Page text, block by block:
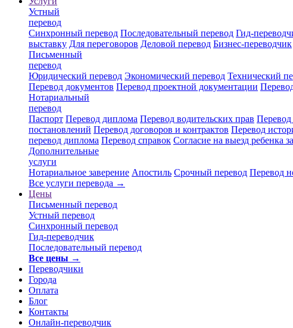
Устный
перевод
Синхронный перевод Последовательный перевод Гид-
выставку Для переговоров Деловой перевод Бизнес-переводчик
Письменный
перевод
Юридический перевод Экономический перевод Технический
Перевод документов Перевод проектной документации
Нотариальный
перевод
Паспорт Перевод диплома Перевод водительских прав Перевод
постановлений Перевод договоров и контрактов Перевод
перевод диплома Перевод справок Согласие на выезд ребенка
Дополнительные
услуги
Нотариальное заверение Апостиль Срочный перевод Перевод
Все услуги перевода →
Цены
Письменный перевод
Устный перевод
Синхронный перевод
Гид-переводчик
Последовательный перевод
Все цены →
Переводчики
Города
Оплата
Блог
Контакты
Онлайн-переводчик